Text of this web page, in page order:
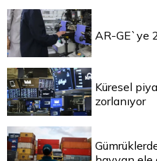
AR-GE`ye
Küresel
zorlanıyor